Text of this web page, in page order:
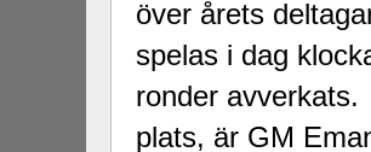
över årets
spelas i dag
ronder
plats, är GM